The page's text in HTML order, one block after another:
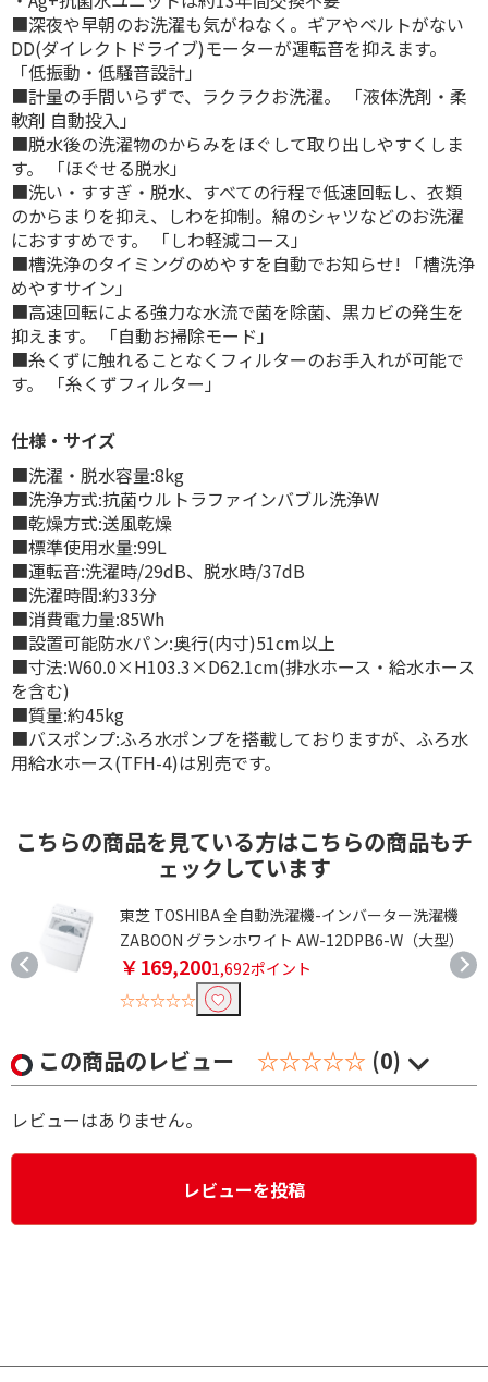
■深夜や早朝のお洗濯も気がねなく。ギアやベルトがない
DD(ダイレクトドライブ)モーターが運転音を抑えます。
「低振動・低騒音設計」
■計量の手間いらずで、ラクラクお洗濯。 「液体洗剤・柔
軟剤 自動投入」
■脱水後の洗濯物のからみをほぐして取り出しやすくしま
す。 「ほぐせる脱水」
■洗い・すすぎ・脱水、すべての行程で低速回転し、衣類
のからまりを抑え、しわを抑制。綿のシャツなどのお洗濯
におすすめです。 「しわ軽減コース」
■槽洗浄のタイミングのめやすを自動でお知らせ! 「槽洗浄
めやすサイン」
■高速回転による強力な水流で菌を除菌、黒カビの発生を
抑えます。 「自動お掃除モード」
■糸くずに触れることなくフィルターのお手入れが可能で
す。 「糸くずフィルター」
仕様・サイズ
■洗濯・脱水容量:8kg
■洗浄方式:抗菌ウルトラファインバブル洗浄W
■乾燥方式:送風乾燥
■標準使用水量:99L
■運転音:洗濯時/29dB、脱水時/37dB
■洗濯時間:約33分
■消費電力量:85Wh
■設置可能防水パン:奥行(内寸)51cm以上
■寸法:W60.0×H103.3×D62.1cm(排水ホース・給水ホース
を含む)
■質量:約45kg
■バスポンプ:ふろ水ポンプを搭載しておりますが、ふろ水
用給水ホース(TFH-4)は別売です。
こちらの商品を見ている方はこちらの商品もチ
ェックしています
東芝 TOSHIBA 全自動洗濯機-インバーター洗濯機
ZABOON グランホワイト AW-12DPB6-W（大型）
￥169,2001,692ポイント
☆☆☆☆☆
この商品のレビュー ☆☆☆☆☆ (0)
レビューはありません。
レビューを投稿